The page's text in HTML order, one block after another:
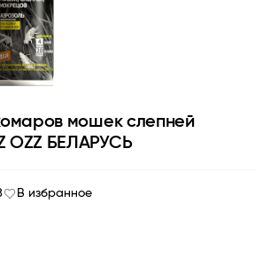
мошек слепней
OZZ БЕЛАРУСЬ
В избранное